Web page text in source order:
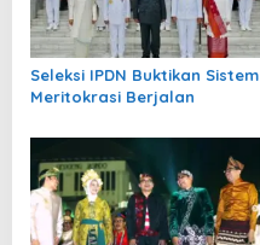
Seleksi IPDN Buktikan Sistem
Meritokrasi Berjalan